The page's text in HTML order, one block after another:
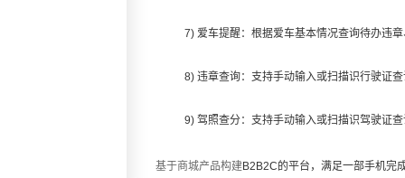
7) 爱车提醒：根据爱车基本情况查询待办违
8) 违章查询：支持手动输入或扫描识行驶证
9) 驾照查分：支持手动输入或扫描识驾驶证
基于商城产品构建B2B2C的平台，满足一部手机完